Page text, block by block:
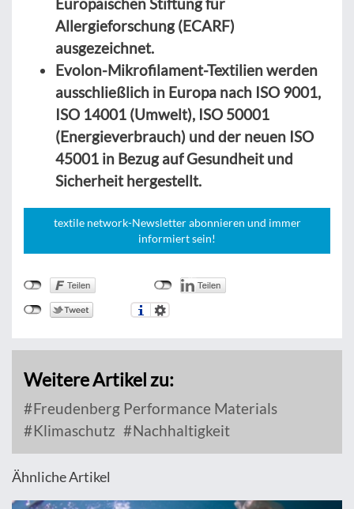
Europäischen Stiftung für
Allergieforschung (ECARF)
ausgezeichnet.
Evolon-Mikrofilament-Textilien werden
ausschließlich in Europa nach ISO 9001,
ISO 14001 (Umwelt), ISO 50001
(Energieverbrauch) und der neuen ISO
45001 in Bezug auf Gesundheit und
Sicherheit hergestellt.
textile network-Newsletter abonnieren und immer
informiert sein!
Weitere Artikel zu:
Freudenberg Performance Materials
Klimaschutz
Nachhaltigkeit
Ähnliche Artikel